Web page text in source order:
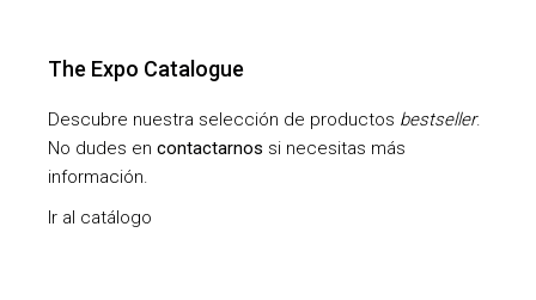
The Expo Catalogue
Descubre nuestra selección de productos bestseller.
No dudes encontactarnos si necesitas más
información.
Ir al catálogo